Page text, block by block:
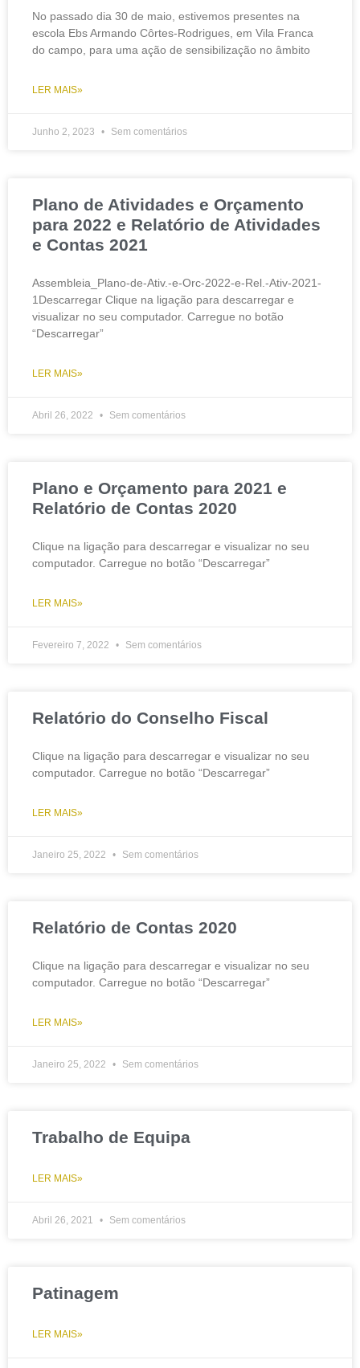
No passado dia 30 de maio, estivemos presentes na
escola Ebs Armando Côrtes-Rodrigues, em Vila Franca
do campo, para uma ação de sensibilização no âmbito
LER MAIS»
Junho 2, 2023 Sem comentários
Plano de Atividades e Orçamento
para 2022 e Relatório de Atividades
e Contas 2021
Assembleia_Plano-de-Ativ.-e-Orc-2022-e-Rel.-Ativ-2021-
1Descarregar Clique na ligação para descarregar e
visualizar no seu computador. Carregue no botão
“Descarregar”
LER MAIS»
Abril 26, 2022 Sem comentários
Plano e Orçamento para 2021 e
Relatório de Contas 2020
Clique na ligação para descarregar e visualizar no seu
computador. Carregue no botão “Descarregar”
LER MAIS»
Fevereiro 7, 2022 Sem comentários
Relatório do Conselho Fiscal
Clique na ligação para descarregar e visualizar no seu
computador. Carregue no botão “Descarregar”
LER MAIS»
Janeiro 25, 2022 Sem comentários
Relatório de Contas 2020
Clique na ligação para descarregar e visualizar no seu
computador. Carregue no botão “Descarregar”
LER MAIS»
Janeiro 25, 2022 Sem comentários
Trabalho de Equipa
LER MAIS»
Abril 26, 2021 Sem comentários
Patinagem
LER MAIS»